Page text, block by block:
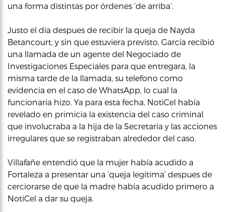
una forma distintas por órdenes ‘de arriba’.
Justo el día despues de recibir la queja de Nayda
Betancourt, y sin que estuviera previsto, García recibió
una llamada de un agente del Negociado de
Investigaciones Especiales para que entregara, la
misma tarde de la llamada, su telefono como
evidencia en el caso de WhatsApp, lo cual la
funcionaria hizo. Ya para esta fecha, NotiCel había
revelado en primicia la existencia del caso criminal
que involucraba a la hija de la Secretaria y las acciones
irregulares que se registraban alrededor del caso.
Villafañe entendió que la mujer había acudido a
Fortaleza a presentar una ‘queja legítima’ despues de
cerciorarse de que la madre había acudido primero a
NotiCel a dar su queja.